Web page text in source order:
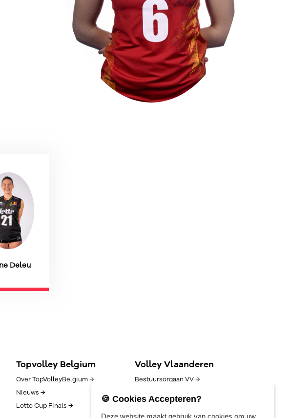
Deleu
Volley Vlaanderen
Bestuursorgaan VV →
Competitie/uitslagen →
Topvolley Belgium
Over TopVolleyBelgium →
Nieuws →
Lotto Cup Finals →
🍪 Cookies Accepteren?
Deze website maakt gebruik van cookies om uw